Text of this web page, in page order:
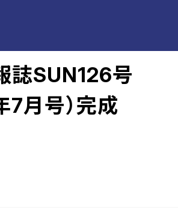
誌SUN126号
7月号）完成